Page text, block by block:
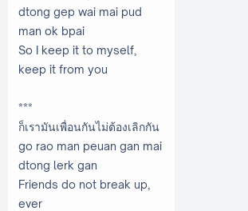
dtong gep wai mai pud
man ok bpai
So I keep it to myself,
keep it from you
***
ก็เรามันเพื่อนกันไม่ต้องเลิกกัน
go rao man peuan gan mai
dtong lerk gan
Friends do not break up,
ever